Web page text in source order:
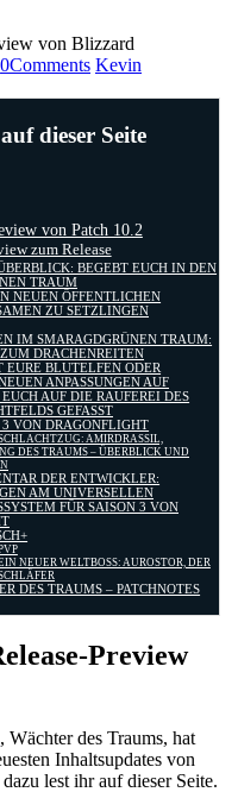
0Comments Kevin
dieser Seite
von Patch 10.2
zum Release
BEGEBT EUCH IN DEN
TRAUM
NEUEN ÖFFENTLICHEN
ZU SETZLINGEN
IM SMARAGDGRÜNEN TRAUM:
DRACHENREITEN
EURE BLUTELFEN ODER
ANPASSUNGEN AUF
AUF DIE RAUFEREI DES
GEFASST
3 VON DRAGONFLIGHT
AMIRDRASSIL,
DES TRAUMS – ÜBERBLICK UND
DER ENTWICKLER:
AM UNIVERSELLEN
FÜR SAISON 3 VON
NEUER WELTBOSS: AUROSTOR, DER
DES TRAUMS – PATCHNOTES
Preview
, Wächter des Traums, hat
Inhaltsupdates von
lest ihr auf dieser Seite.